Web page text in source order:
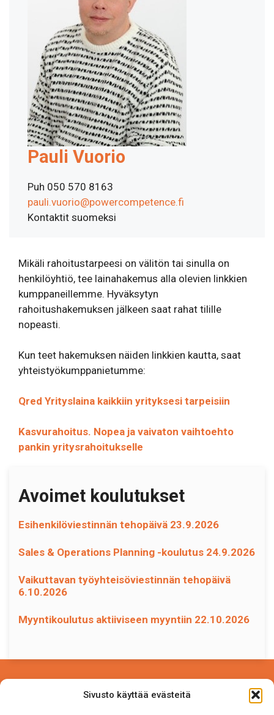
Sivusto käyttää evästeitä
Pauli Vuorio
Puh 050 570 8163
pauli.vuorio@powercompetence.fi
Kontaktit suomeksi
Mikäli rahoitustarpeesi on välitön tai sinulla on
henkilöyhtiö, tee lainahakemus alla olevien linkkien
kumppaneillemme. Hyväksytyn
rahoitushakemuksen jälkeen saat rahat tilille
nopeasti.
Kun teet hakemuksen näiden linkkien kautta, saat
yhteistyökumppanietumme:
Qred Yrityslaina kaikkiin yrityksesi tarpeisiin
Kasvurahoitus. Nopea ja vaivaton vaihtoehto
pankin yritysrahoitukselle
Avoimet koulutukset
Esihenkilöviestinnän tehopäivä 23.9.2026
Sales & Operations Planning -koulutus 24.9.2026
Vaikuttavan työyhteisöviestinnän tehopäivä
6.10.2026
Myyntikoulutus aktiiviseen myyntiin 22.10.2026
Tehtaantie 5 A 4